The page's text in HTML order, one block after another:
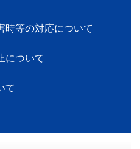
時等の対応について
について
て